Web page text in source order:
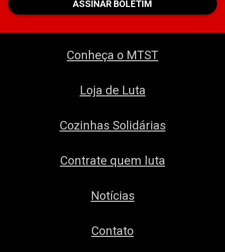
Conheça o MTST
Loja de Luta
Cozinhas Solidárias
Contrate quem luta
Notícias
Contato